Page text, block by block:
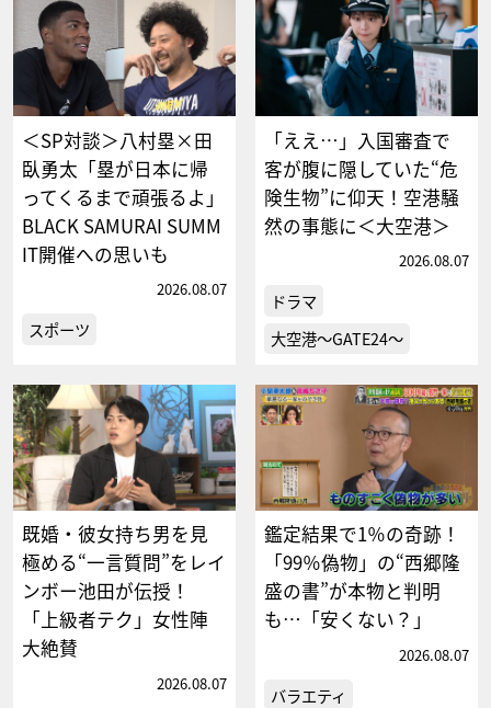
＜SP対談＞八村塁×田
臥勇太「塁が日本に帰
ってくるまで頑張るよ」
BLACK SAMURAI SUMM
IT開催への思いも
2026.08.07
スポーツ
「ええ…」入国審査で
客が腹に隠していた“危
険生物”に仰天！空港騒
然の事態に＜大空港＞
2026.08.07
ドラマ
大空港～GATE24～
既婚・彼女持ち男を見
極める“一言質問”をレイ
ンボー池田が伝授！
「上級者テク」女性陣
大絶賛
2026.08.07
鑑定結果で1％の奇跡！
「99％偽物」の“西郷隆
盛の書”が本物と判明
も…「安くない？」
2026.08.07
バラエティ